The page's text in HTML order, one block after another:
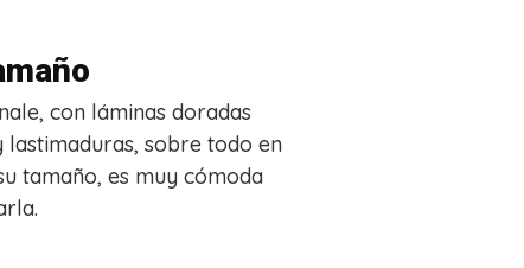
con láminas doradas
sobre todo en
tamaño, es muy cómoda